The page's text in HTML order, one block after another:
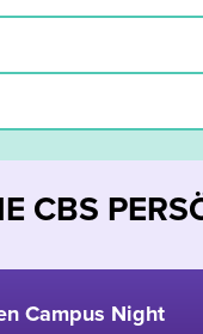
CBS
Campus Night